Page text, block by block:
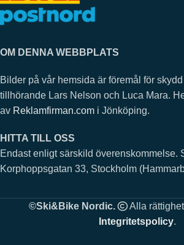
OM DENNA WEBBPLATS
Bilder på vår hemsida är föremål för
tillhörande Lars Nelson och Luca Mara.
av Reklamfirman.com i Jönköping.
HITTA TILL OSS
Endast enligt särskild överenskommelse.
Korphoppsgatan 33, Stockholm
©Ski&Bike Nordic.
Alla
Integritetspolicy.